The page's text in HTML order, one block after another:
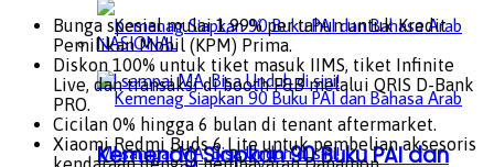
Kemenag Siapkan 90 Buku PAI dan
NASIONAL
Bunga spesial mulai 1,99% per tahun untuk Kredit
Pemilikan Mobil (KPM) Prima.
Diskon 100% untuk tiket masuk IIMS, tiket Infinite
Live, dan transaksi di booth F&B melalui QRIS D-Bank
PRO.
Cicilan 0% hingga 6 bulan di tenant aftermarket.
Xiaomi Redmi Buds 6 Lite untuk pembelian aksesoris